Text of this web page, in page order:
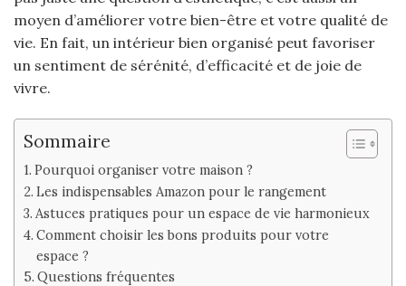
moyen d’améliorer votre bien-être et votre qualité de
vie. En fait, un intérieur bien organisé peut favoriser
un sentiment de sérénité, d’efficacité et de joie de
vivre.
Sommaire
Pourquoi organiser votre maison ?
Les indispensables Amazon pour le rangement
Astuces pratiques pour un espace de vie harmonieux
Comment choisir les bons produits pour votre
espace ?
Questions fréquentes